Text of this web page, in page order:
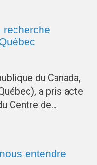
recherche
du Canada,
a pris acte
Centre de…
entendre